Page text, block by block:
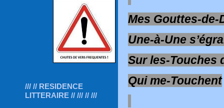
/// // RESIDENCE
LITTERAIRE // /// // ///
Mes Gouttes-de-
Une-à-Une
Sur les-Touches
Qui me-Touchent